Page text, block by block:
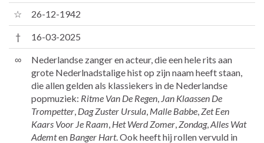
☆ 26-12-1942
† 16-03-2025
∞
Nederlandse zanger en acteur, die een hele rits aan
grote Nederlnadstalige hist op zijn naam heeft staan,
die allen gelden als klassiekers in de Nederlandse
popmuziek: Ritme Van De Regen Jan Klaassen De
Trompetter Dag Zuster Ursula Malle Babbe Zet Een
Kaars Voor Je Raam Het Werd Zomer Zondag, Alles Wat
Ademten Banger Hart. Ook heeft hij rollen vervuld in